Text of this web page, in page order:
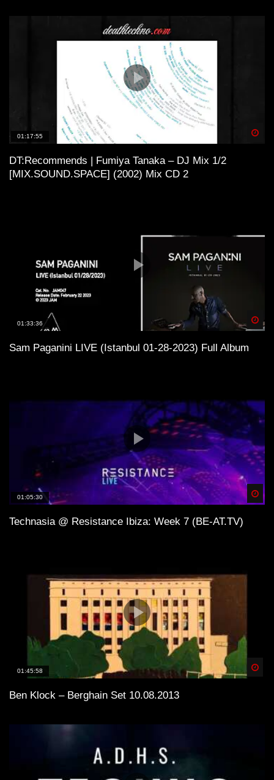
01:17:55
DT:Recommends | Fumiya Tanaka – DJ Mix 1/2
[MIX.SOUND.SPACE] (2002) Mix CD 2
01:33:36
Sam Paganini LIVE (Istanbul 01-28-2023) Full Album
01:05:30
Technasia @ Resistance Ibiza: Week 7 (BE-AT.TV)
01:45:58
Ben Klock – Berghain Set 10.08.2013